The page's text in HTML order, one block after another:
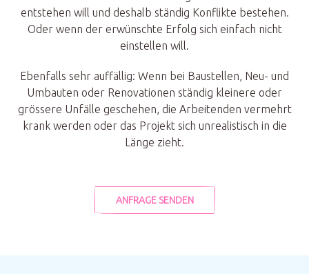
entstehen will und deshalb ständig Konflikte bestehen.
Oder wenn der erwünschte Erfolg sich einfach nicht
einstellen will.
Ebenfalls sehr auffällig: Wenn bei Baustellen, Neu- und
Umbauten oder Renovationen ständig kleinere oder
grössere Unfälle geschehen, die Arbeitenden vermehrt
krank werden oder das Projekt sich unrealistisch in die
Länge zieht.
ANFRAGE SENDEN